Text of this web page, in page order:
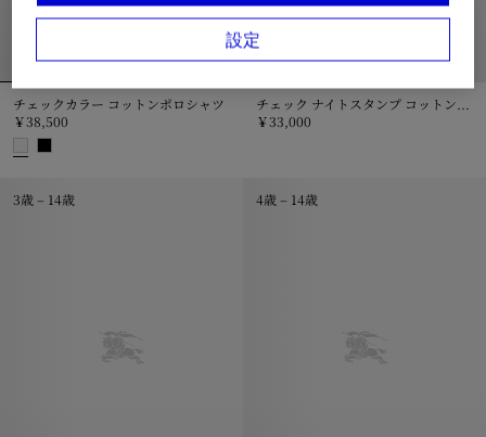
チェックカラー コットンポロシャツ
￥38,500
￥33,000
3歳 – 14歳 4歳 – 14歳
設定